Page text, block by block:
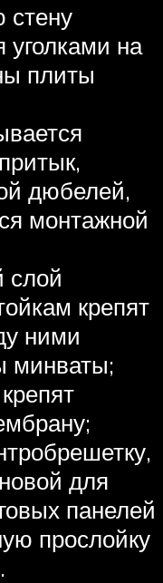
стену
уголками на
плиты
дюбелей,
монтажной
слой
крепят
ними
минваты;
для
панелей
прослойку